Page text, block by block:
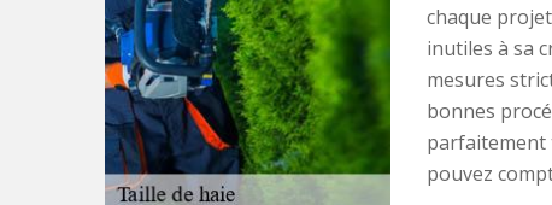
chaque
inutiles à sa
mesures
bonnes
parfaitement
pouvez